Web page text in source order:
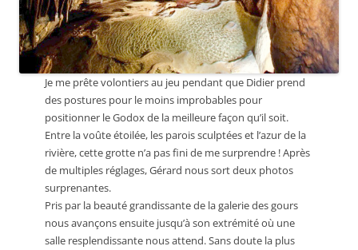
Je me prête volontiers au jeu pendant que Didier prend
des postures pour le moins improbables pour
positionner le Godox de la meilleure façon qu’il soit.
Entre la voûte étoilée, les parois sculptées et l’azur de la
rivière, cette grotte n’a pas fini de me surprendre ! Après
de multiples réglages, Gérard nous sort deux photos
surprenantes.
Pris par la beauté grandissante de la galerie des gours
nous avançons ensuite jusqu’à son extrémité où une
salle resplendissante nous attend. Sans doute la plus